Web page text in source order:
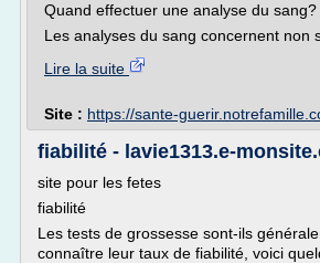
Quand effectuer une analyse du sang?
Les analyses du sang concernent non
Lire la suite
Site : https://sante-
fiabilité - lavie1313.e-
site pour les fetes
fiabilité
Les tests de grossesse sont-ils
connaître leur taux de fiabilité, voici